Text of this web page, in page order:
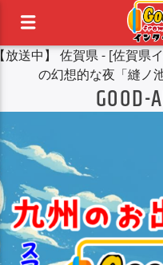
放送中】 佐賀県 - [佐賀県
の幻想的な夜「縫ノ